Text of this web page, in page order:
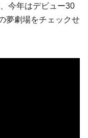
今年はデビュー30
夢劇場をチェックせ